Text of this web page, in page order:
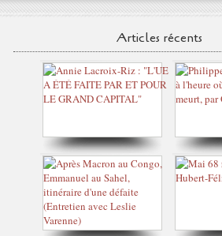
Articles récents